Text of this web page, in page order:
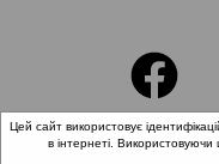
© 2018-2026 «Школа
Цей сайт використовує
в інтернеті. Використовуючи